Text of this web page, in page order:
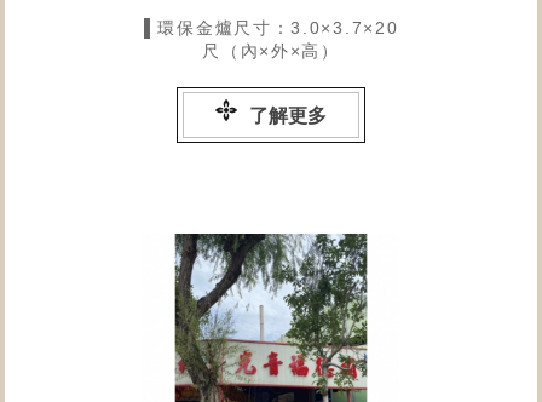
▌環保金爐尺寸：3.0×3.7×20
尺（內×外×高）
了解更多